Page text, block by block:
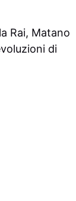
Rai, Matano
di